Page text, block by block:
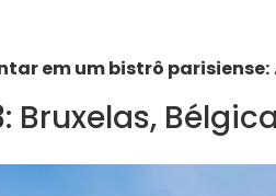
em um bistrô parisiense:
Bruxelas, Bélgica